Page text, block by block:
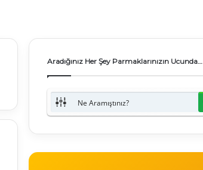
Aradığınız Her Şey Parmaklarınızın Ucunda…